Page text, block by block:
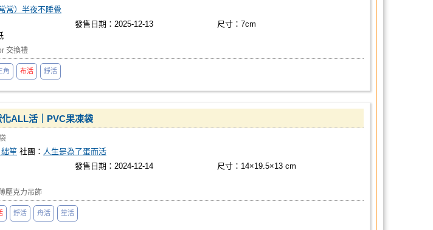
常常）半夜不睡覺
發售日期：2025-12-13
尺寸：7cm
交換禮
角 布活 錚活
化ALL活｜PVC果凍袋
笙 社團： 人生是為了蛋而活
發售日期：2024-12-14
尺寸：14×19.5×13 cm
壓克力吊飾
錚活 舟活 笙活